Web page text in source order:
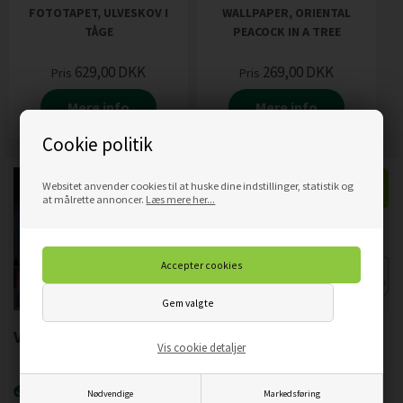
Cookie politik
Websitet anvender cookies til at huske dine indstillinger, statistik og
at målrette annoncer. Læs mere her...
Nødvendige Markedsføring
Vis cookie detaljer
FOTOTAPET, ULVESKOV I
TÅGE
Pris 629,00 DKK
Mere info
WALLPAPER, ORIENTAL
PEACOCK IN A TREE
Pris 269,00 DKK
Mere info
Vigtigste produktegenskaber:
Nyeste printteknologi